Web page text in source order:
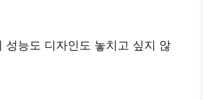
성능도 디자인도 놓치고 싶지 않